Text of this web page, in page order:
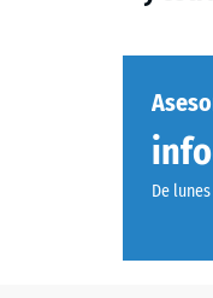
Material
estructura
De